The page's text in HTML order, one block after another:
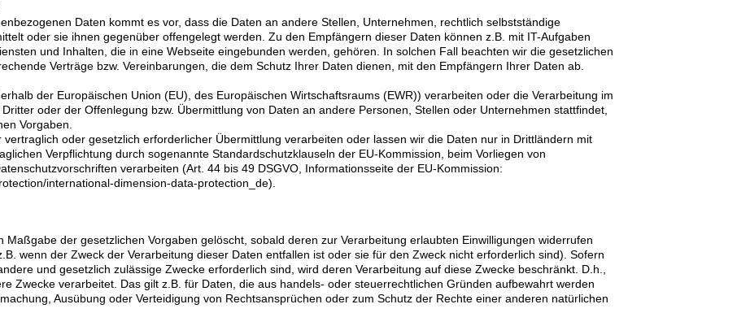
Daten kommt es vor, dass die Daten an andere Stellen, Unternehmen, rechtlich selbstständige
oder sie ihnen gegenüber offengelegt werden. Zu den Empfängern dieser Daten können z.B. mit IT-Aufgaben
und Inhalten, die in eine Webseite eingebunden werden, gehören. In solchen Fall beachten wir die gesetzlichen
Verträge bzw. Vereinbarungen, die dem Schutz Ihrer Daten dienen, mit den Empfängern Ihrer Daten ab.
der Europäischen Union (EU), des Europäischen Wirtschaftsraums (EWR)) verarbeiten oder die Verarbeitung im
oder der Offenlegung bzw. Übermittlung von Daten an andere Personen, Stellen oder Unternehmen stattfindet,
Vorgaben.
oder gesetzlich erforderlicher Übermittlung verarbeiten oder lassen wir die Daten nur in Drittländern mit
Verpflichtung durch sogenannte Standardschutzklauseln der EU-Kommission, beim Vorliegen von
verarbeiten (Art. 44 bis 49 DSGVO, Informationsseite der EU-Kommission:
international-dimension-data-protection_de).
der gesetzlichen Vorgaben gelöscht, sobald deren zur Verarbeitung erlaubten Einwilligungen widerrufen
wenn der Zweck der Verarbeitung dieser Daten entfallen ist oder sie für den Zweck nicht erforderlich sind). Sofern
und gesetzlich zulässige Zwecke erforderlich sind, wird deren Verarbeitung auf diese Zwecke beschränkt. D.h.,
Zwecke verarbeitet. Das gilt z.B. für Daten, die aus handels- oder steuerrechtlichen Gründen aufbewahrt werden
Ausübung oder Verteidigung von Rechtsansprüchen oder zum Schutz der Rechte einer anderen natürlichen